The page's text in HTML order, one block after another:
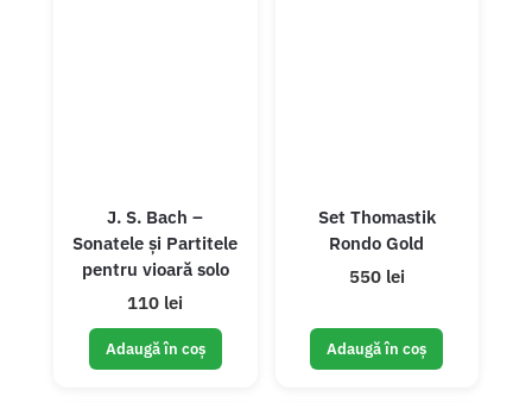
J. S. Bach –
Sonatele și Partitele
pentru vioară solo
110 lei
Adaugă în coș
Set Thomastik
Rondo Gold
550 lei
Adaugă în coș